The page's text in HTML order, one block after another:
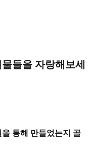
들을 자랑해보세
통해 만들었는지 골